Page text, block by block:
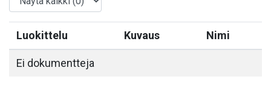
Luokittelu Kuvaus Nimi
Ei dokumentteja